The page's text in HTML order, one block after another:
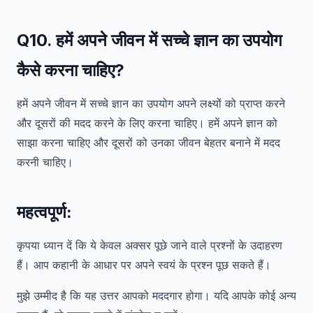
Q10. हमें अपने जीवन में सच्चे ज्ञान का उपयोग
कैसे करना चाहिए?
हमें अपने जीवन में सच्चे ज्ञान का उपयोग अपने लक्ष्यों को प्राप्त करने
और दूसरों की मदद करने के लिए करना चाहिए। हमें अपने ज्ञान को
साझा करना चाहिए और दूसरों को उनका जीवन बेहतर बनाने में मदद
करनी चाहिए।
महत्वपूर्ण:
कृपया ध्यान दें कि ये केवल अक्सर पूछे जाने वाले प्रश्नों के उदाहरण
हैं। आप कहानी के आधार पर अपने स्वयं के प्रश्न पूछ सकते हैं।
मुझे उम्मीद है कि यह उत्तर आपको मददगार होगा। यदि आपके कोई अन्य